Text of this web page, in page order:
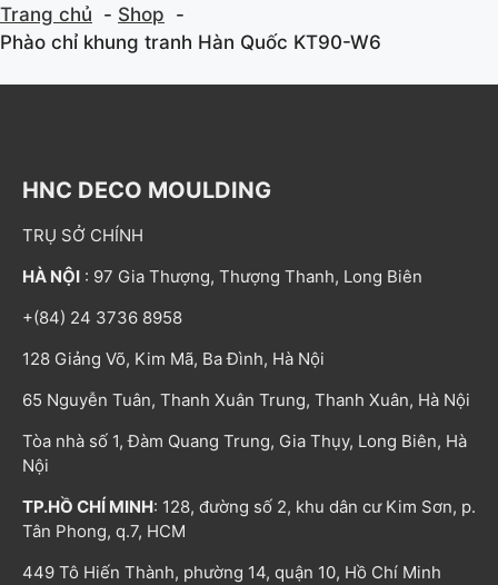
Trang chủ
Shop
Phào chỉ khung tranh Hàn Quốc KT90-W6
HNC DECO MOULDING
TRỤ SỞ CHÍNH
HÀ NỘI : 97 Gia Thượng, Thượng Thanh, Long Biên
+(84) 24 3736 8958
128 Giảng Võ, Kim Mã, Ba Đình, Hà Nội
65 Nguyễn Tuân, Thanh Xuân Trung, Thanh Xuân, Hà Nội
Tòa nhà số 1, Đàm Quang Trung, Gia Thụy, Long Biên, Hà
Nội
TP.HỒ CHÍ MINH: 128, đường số 2, khu dân cư Kim Sơn, p.
Tân Phong, q.7, HCM
449 Tô Hiến Thành, phường 14, quận 10, Hồ Chí Minh